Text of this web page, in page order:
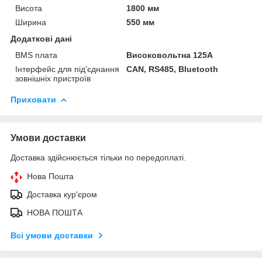
Висота
1800 мм
Ширина
550 мм
Додаткові дані
BMS плата
Високовольтна 125А
Інтерфейс для під'єднання
зовнішніх пристроїв
CAN, RS485, Bluetooth
Приховати
Умови доставки
Доставка здійснюється тільки по передоплаті.
Нова Пошта
Доставка кур'єром
НОВА ПОШТА
Всі умови доставки